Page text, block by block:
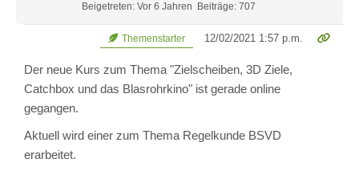
Beigetreten: Vor 6 Jahren Beiträge: 707
Themenstarter 12/02/2021 1:57 p.m.
Der neue Kurs zum Thema "Zielscheiben, 3D Ziele,
Catchbox und das Blasrohrkino" ist gerade online
gegangen.
Aktuell wird einer zum Thema Regelkunde BSVD
erarbeitet.